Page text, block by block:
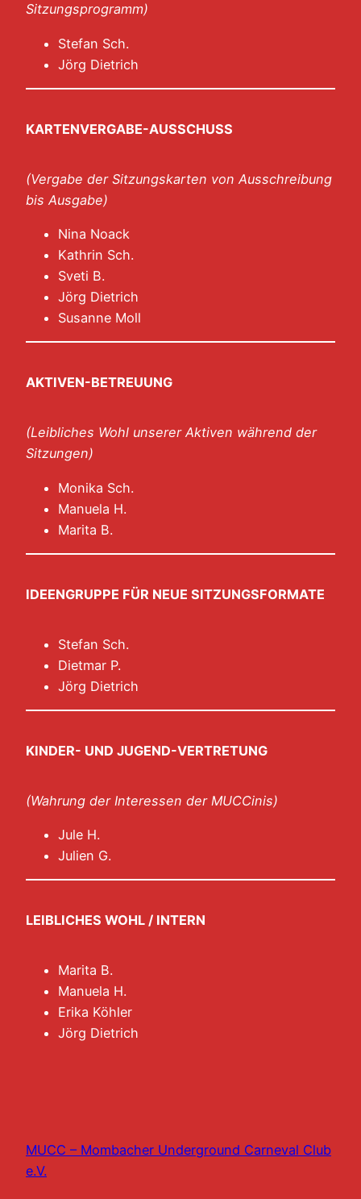
Sitzungsprogramm)
Stefan Sch.
Jörg Dietrich
KARTENVERGABE-AUSSCHUSS
(Vergabe der Sitzungskarten von Ausschreibung
bis Ausgabe)
Nina Noack
Kathrin Sch.
Sveti B.
Jörg Dietrich
Susanne Moll
AKTIVEN-BETREUUNG
(Leibliches Wohl unserer Aktiven während der
Sitzungen)
Monika Sch.
Manuela H.
Marita B.
IDEENGRUPPE FÜR NEUE SITZUNGSFORMATE
Stefan Sch.
Dietmar P.
Jörg Dietrich
KINDER- UND JUGEND-VERTRETUNG
(Wahrung der Interessen der MUCCinis)
Jule H.
Julien G.
LEIBLICHES WOHL / INTERN
Marita B.
Manuela H.
Erika Köhler
Jörg Dietrich
MUCC – Mombacher Underground Carneval Club
e.V.